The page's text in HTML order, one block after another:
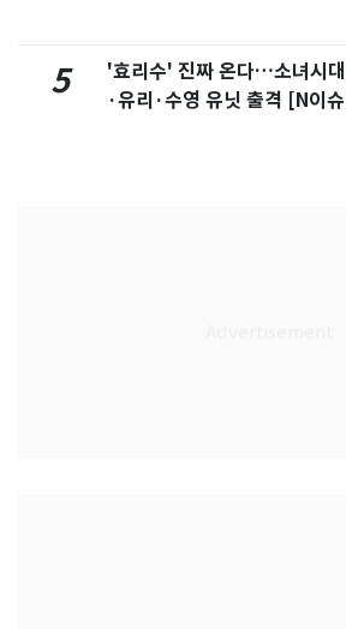
5
'효리수' 진짜 온다…소녀시
·유리·수영 유닛 출격 [N이